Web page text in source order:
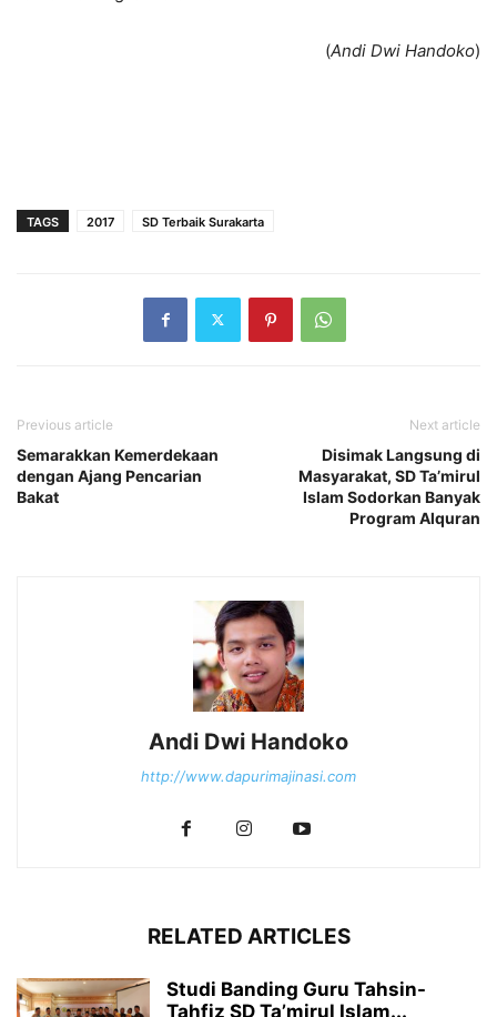
(Andi Dwi Handoko)
TAGS 2017 SD Terbaik Surakarta
Previous article
Semarakkan Kemerdekaan
dengan Ajang Pencarian
Bakat
Next article
Disimak Langsung di
Masyarakat, SD Ta’mirul
Islam Sodorkan Banyak
Program Alquran
Andi Dwi Handoko
http://www.dapurimajinasi.com
RELATED ARTICLES
Studi Banding Guru Tahsin-
Tahfiz SD Ta’mirul Islam...